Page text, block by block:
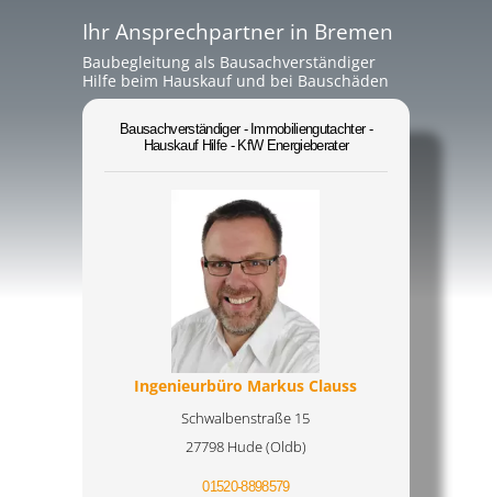
Ihr Ansprechpartner in Bremen
Baubegleitung als Bausachverständiger
Hilfe beim Hauskauf und bei Bauschäden
Bausachverständiger - Immobiliengutachter -
Hauskauf Hilfe - KfW Energieberater
Ingenieurbüro Markus Clauss
Schwalbenstraße 15
27798 Hude (Oldb)
01520-8898579